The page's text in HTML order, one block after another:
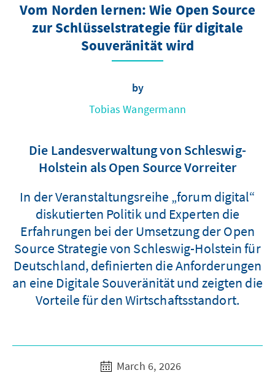
Vom Norden lernen: Wie Open Source
zur Schlüsselstrategie für digitale
Souveränität wird
by
Tobias Wangermann
Die Landesverwaltung von Schleswig-
Holstein als Open Source Vorreiter
In der Veranstaltungsreihe „forum digital“
diskutierten Politik und Experten die
Erfahrungen bei der Umsetzung der Open
Source Strategie von Schleswig-Holstein für
Deutschland, definierten die Anforderungen
an eine Digitale Souveränität und zeigten die
Vorteile für den Wirtschaftsstandort.
March 6, 2026